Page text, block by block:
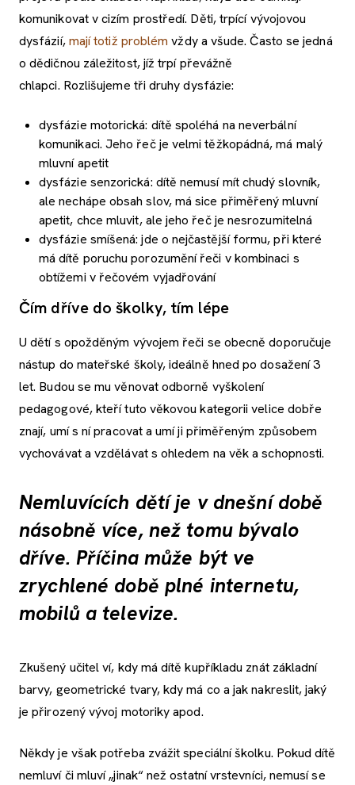
komunikovat v cizím prostředí. Děti, trpící vývojovou
dysfázií,mají totiž problém vždy a všude. Často se jedná
o dědičnou záležitost, jíž trpí převážně
chlapci. Rozlišujeme tři druhy dysfázie:
dysfázie motorická: dítě spoléhá na neverbální
komunikaci. Jeho řeč je velmi těžkopádná, má malý
mluvní apetit
dysfázie senzorická: dítě nemusí mít chudý slovník,
ale nechápe obsah slov, má sice přiměřený mluvní
apetit, chce mluvit, ale jeho řeč je nesrozumitelná
dysfázie smíšená: jde o nejčastější formu, při které
má dítě poruchu porozumění řeči v kombinaci s
obtížemi v řečovém vyjadřování
Čím dříve do školky, tím lépe
U dětí s opožděným vývojem řeči se obecně doporučuje
nástup do mateřské školy, ideálně hned po dosažení 3
let. Budou se mu věnovat odborně vyškolení
pedagogové, kteří tuto věkovou kategorii velice dobře
znají, umí s ní pracovat a umí ji přiměřeným způsobem
vychovávat a vzdělávat s ohledem na věk a schopnosti.
Nemluvících dětí je v dnešní době
násobně více, než tomu bývalo
dříve. Příčina může být ve
zrychlené době plné internetu,
mobilů a televize.
Zkušený učitel ví, kdy má dítě kupříkladu znát základní
barvy, geometrické tvary, kdy má co a jak nakreslit, jaký
je přirozený vývoj motoriky apod.
Někdy je však potřeba zvážit speciální školku. Pokud dítě
nemluví či mluví „jinak“ než ostatní vrstevníci, nemusí se